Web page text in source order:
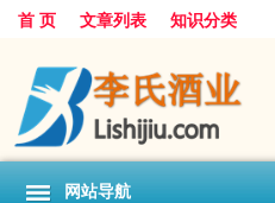
首 页 文章列表 知识分类
网站导航